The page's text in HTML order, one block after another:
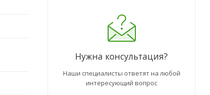
Нужна консультация?
Наши специалисты ответят на любой
интересующий вопрос